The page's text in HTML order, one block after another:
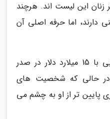
زنان این لیست اند. هرچند
دارند، اما حرفه اصلی آن
دایان هندریکس تاجر آمریکایی با 15 میلارد دلار در صدر
در حالی که شخصیت های
پایین تر از او به چشم می